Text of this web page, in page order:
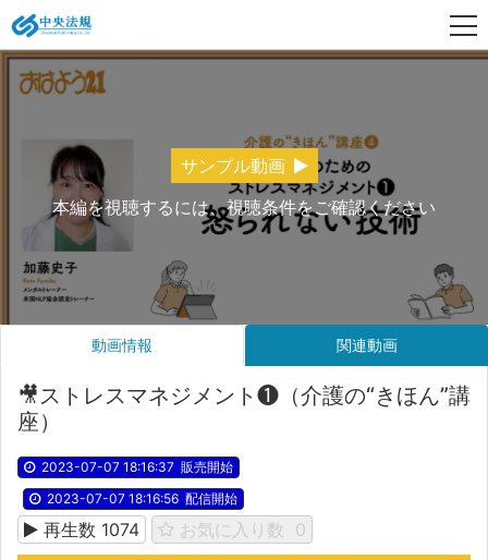
サンプル動画
本編を視聴するには、視聴条件をご確認ください
動画情報 関連動画
🎥ストレスマネジメント❶（介護の“きほん”講
座）
2023-07-07 18:16:37 販売開始
2023-07-07 18:16:56 配信開始
再生数 1074 お気に入り数
0